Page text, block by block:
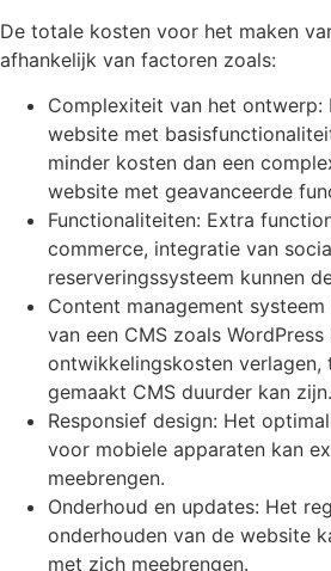
De totale kosten voor het maken
afhankelijk van factoren zoals:
Complexiteit van het ontwerp:
website met
minder kosten dan een
website met geavanceerde
Functionaliteiten: Extra
commerce, integratie van
reserveringssysteem kunnen
Content management
van een CMS zoals WordPress
ontwikkelingskosten verlagen,
gemaakt CMS duurder kan zijn.
Responsief design: Het
voor mobiele apparaten kan
meebrengen.
Onderhoud en updates: Het
onderhouden van de website
met zich meebrengen.